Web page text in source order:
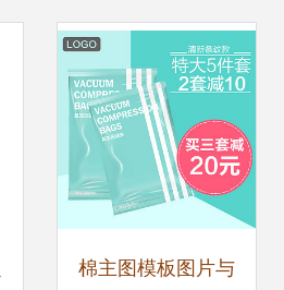
厚真空袋压缩袋手
压式手卷袋收纳袋
满额包邮
棉主图模板图片与